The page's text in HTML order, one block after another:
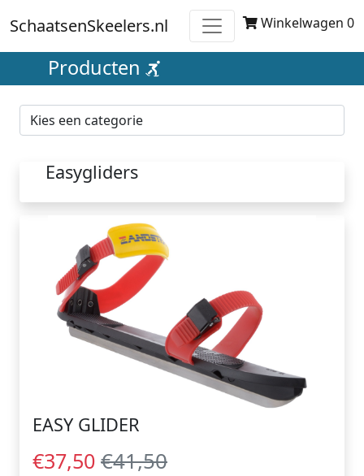
SchaatsenSkeelers.nl Winkelwagen 0
Producten
Easygliders
EASY GLIDER
€37,50 €41,50